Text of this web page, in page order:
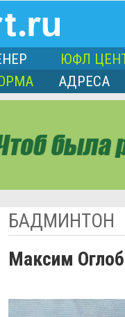
ЮФЛ
АДРЕСА
БАДМИНТОН
Максим